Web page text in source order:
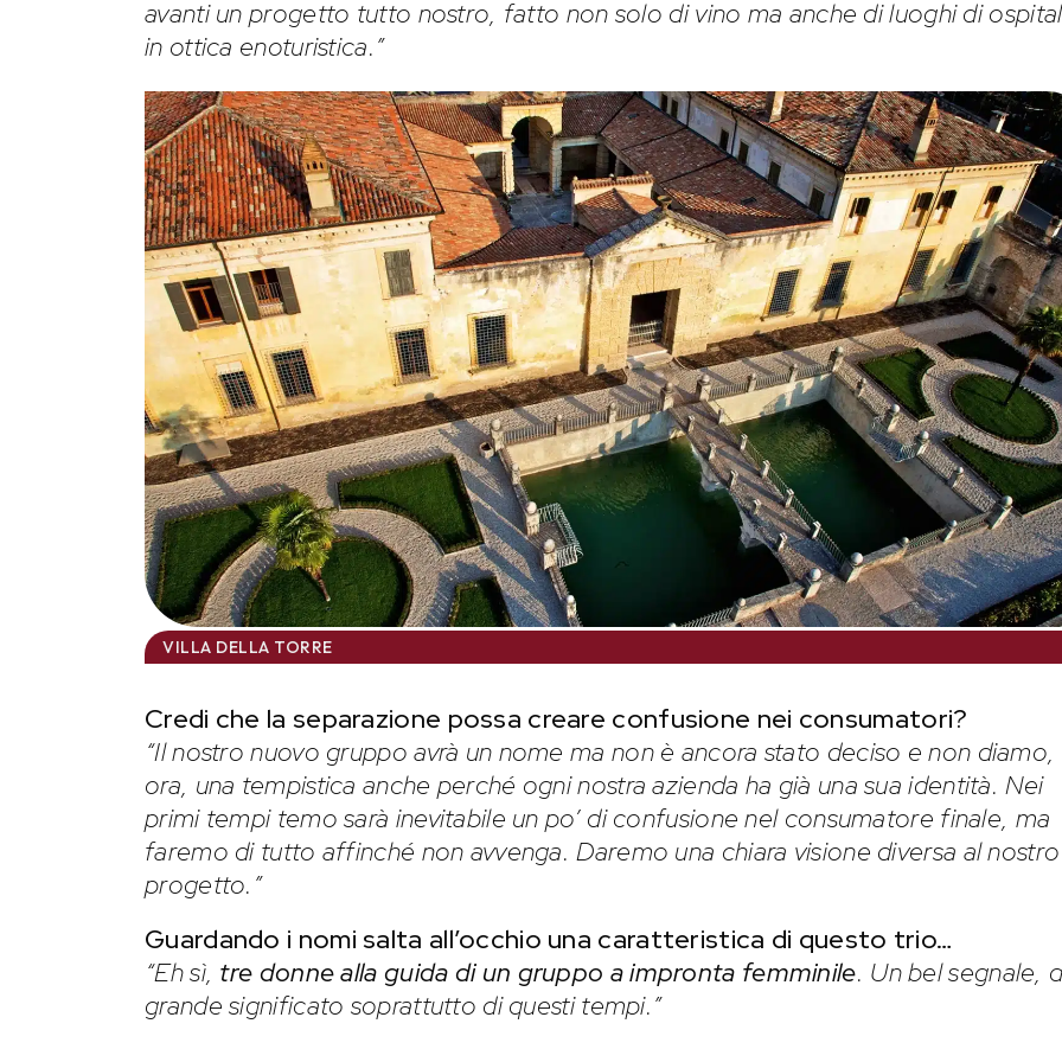
avanti un progetto tutto nostro, fatto non solo di vino ma anche di luoghi di
in ottica enoturistica.”
VILLA DELLA TORRE
Credi che la separazione possa creare confusione nei consumatori?
“Il nostro nuovo gruppo avrà un nome ma non è ancora stato deciso e non diamo,
ora, una tempistica anche perché ogni nostra azienda ha già una sua identità. Nei
primi tempi temo sarà inevitabile un po’ di confusione nel consumatore finale, ma
faremo di tutto affinché non avvenga. Daremo una chiara visione diversa al nostro
progetto.”
Guardando i nomi salta all’occhio una caratteristica di questo trio…
“Eh sì, tre donne alla guida di un gruppo a impronta femminile. Un bel segnale,
grande significato soprattutto di questi tempi.”